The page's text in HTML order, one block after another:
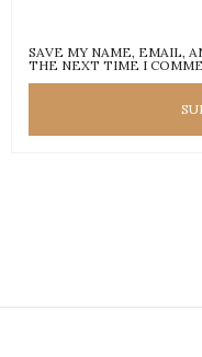
SAVE MY NAME, EMAIL,
THE NEXT TIME I